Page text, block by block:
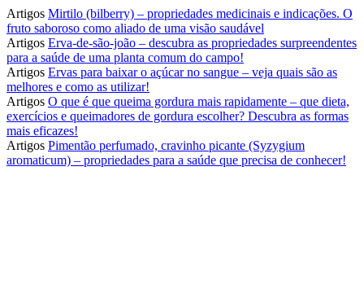
Artigos Mirtilo (bilberry) – propriedades medicinais e indicações. O
fruto saboroso como aliado de uma visão saudável
Artigos Erva-de-são-joão – descubra as propriedades surpreendentes
para a saúde de uma planta comum do campo!
Artigos Ervas para baixar o açúcar no sangue – veja quais são as
melhores e como as utilizar!
Artigos O que é que queima gordura mais rapidamente – que dieta,
exercícios e queimadores de gordura escolher? Descubra as formas
mais eficazes!
Artigos Pimentão perfumado, cravinho picante (Syzygium
aromaticum) – propriedades para a saúde que precisa de conhecer!